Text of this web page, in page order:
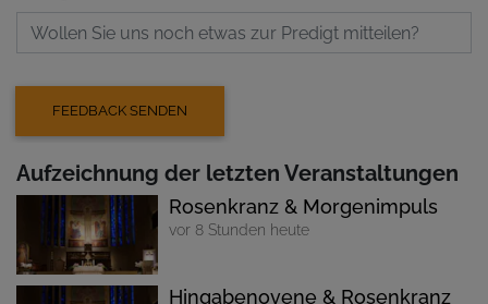
Aufzeichnung der letzten Veranstaltungen
Rosenkranz & Morgenimpuls
vor 8 Stunden heute
Hingabenovene & Rosenkranz